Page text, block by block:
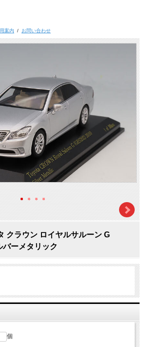
案内 / お問い合わせ
クラウン ロイヤルサルーン G
ーメタリック
個